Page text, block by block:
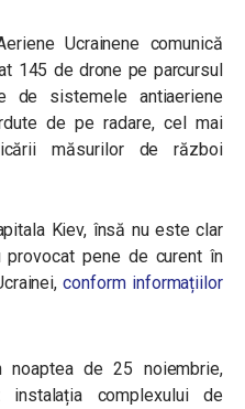
Ucrainene comunică
145 de drone pe parcursul
de sistemele antiaeriene
de pe radare, cel mai
măsurilor de război
Kiev, însă nu este clar
pene de curent în
conform informațiilor
de 25 noiembrie,
complexului de